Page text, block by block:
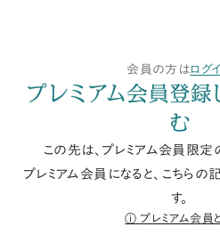
会員の方はログ
プレミアム会員登録
む
この先は、プレミアム会員限定
プレミアム会員になると、こちら
す。
プレミアム会員